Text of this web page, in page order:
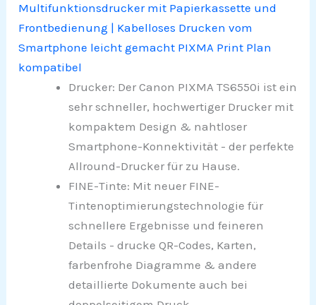
Multifunktionsdrucker mit Papierkassette und
Frontbedienung | Kabelloses Drucken vom
Smartphone leicht gemacht PIXMA Print Plan
kompatibel
Drucker: Der Canon PIXMA TS6550i ist ein
sehr schneller, hochwertiger Drucker mit
kompaktem Design & nahtloser
Smartphone-Konnektivität - der perfekte
Allround-Drucker für zu Hause.
FINE-Tinte: Mit neuer FINE-
Tintenoptimierungstechnologie für
schnellere Ergebnisse und feineren
Details - drucke QR-Codes, Karten,
farbenfrohe Diagramme & andere
detaillierte Dokumente auch bei